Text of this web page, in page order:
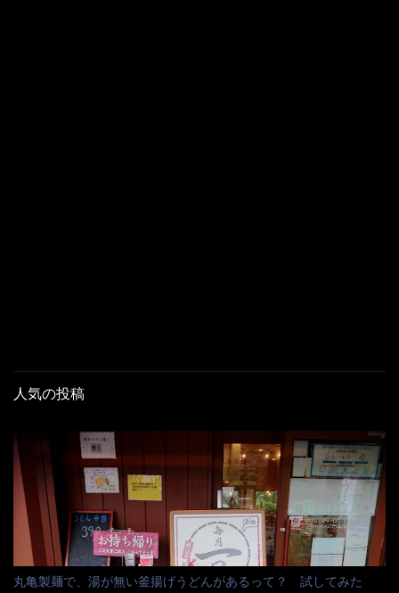
人気の投稿
丸亀製麺で、湯が無い釜揚げうどんがあるって？ 試してみた